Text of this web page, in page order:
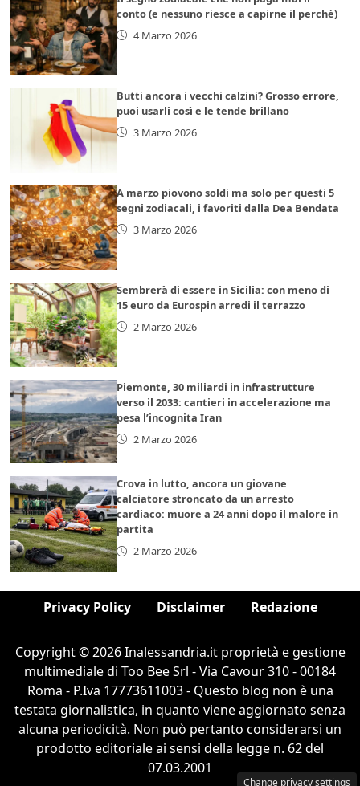
conto (e nessuno riesce a capirne il perché)
4 Marzo 2026
Butti ancora i vecchi calzini? Grosso errore,
puoi usarli così e le tende brillano
3 Marzo 2026
A marzo piovono soldi ma solo per questi 5
segni zodiacali, i favoriti dalla Dea Bendata
3 Marzo 2026
Sembrerà di essere in Sicilia: con meno di
15 euro da Eurospin arredi il terrazzo
2 Marzo 2026
Piemonte, 30 miliardi in infrastrutture
verso il 2033: cantieri in accelerazione ma
pesa l’incognita Iran
2 Marzo 2026
Crova in lutto, ancora un giovane
calciatore stroncato da un arresto
cardiaco: muore a 24 anni dopo il malore in
partita
2 Marzo 2026
Privacy Policy Disclaimer Redazione
Copyright © 2026 Inalessandria.it proprietà e gestione
multimediale di Too Bee Srl - Via Cavour 310 - 00184
Roma - P.Iva 17773611003 - Questo blog non è una
testata giornalistica, in quanto viene aggiornato senza
alcuna periodicità. Non può pertanto considerarsi un
prodotto editoriale ai sensi della legge n. 62 del
07.03.2001
Change privacy settings